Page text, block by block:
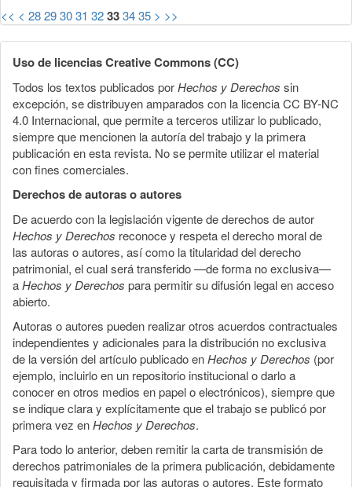
<< < 28293031 32333435 > >>
Uso de licencias Creative Commons (CC)
Todos los textos publicados porHechos y Derechos sin
excepción, se distribuyen amparados con la licencia CC BY-NC
4.0 Internacional, que permite a terceros utilizar lo publicado,
siempre que mencionen la autoría del trabajo y la primera
publicación en esta revista. No se permite utilizar el material
con fines comerciales.
Derechos de autoras o autores
De acuerdo con la legislación vigente de derechos de autor
Hechos y Derechos reconoce y respeta el derecho moral de
las autoras o autores, así como la titularidad del derecho
patrimonial, el cual será transferido —de forma no exclusiva—
aHechos y Derechos para permitir su difusión legal en acceso
abierto.
Autoras o autores pueden realizar otros acuerdos contractuales
independientes y adicionales para la distribución no exclusiva
de la versión del artículo publicado enHechos y Derechos (por
ejemplo, incluirlo en un repositorio institucional o darlo a
conocer en otros medios en papel o electrónicos), siempre que
se indique clara y explícitamente que el trabajo se publicó por
primera vez enHechos y Derechos.
Para todo lo anterior, deben remitir la carta de transmisión de
derechos patrimoniales de la primera publicación, debidamente
requisitada y firmada por las autoras o autores. Este formato